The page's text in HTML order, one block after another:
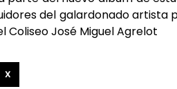
del galardonado artista
Coliseo José Miguel Agrelot
X